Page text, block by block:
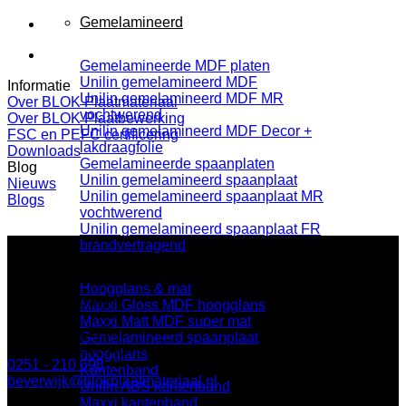
Gemelamineerd
Gemelamineerde MDF platen
Unilin gemelamineerd MDF
Unilin gemelamineerd MDF MR
vochtwerend
Unilin gemelamineerd MDF Decor +
lakdraagfolie
Gemelamineerde spaanplaten
Unilin gemelamineerd spaanplaat
Unilin gemelamineerd spaanplaat MR
vochtwerend
Unilin gemelamineerd spaanplaat FR
brandvertragend
Hoogglans & mat
Maxxi Gloss MDF hoogglans
Maxxi Matt MDF super mat
Gemelamineerd spaanplaat
hoogglans
Kantenband
Unilin ABS kantenband
Maxxi kantenband
Informatie
Over BLOK Plaatmateriaal
Over BLOK Plaatbewerking
FSC en PEFC certificering
Downloads
Blog
Nieuws
Blogs
BLOK Beverwijk
Parallelweg 122a
1948 NN Beverwijk
0251 - 210 698
beverwijk@blokplaatmateriaal.nl